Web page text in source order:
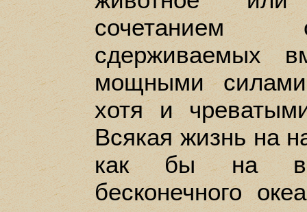
сочетанием
сдерживаемых
мощными
хотя и
Всякая жизнь на
как бы на
бесконечного